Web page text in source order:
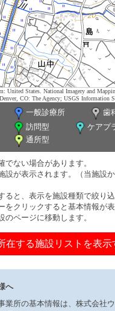
United States. National Imagery and
CO: The Agency; USGS Information
一般診療所 歯
訪問型
ケアプ
通所型
でない場合があります。
設が表示されます。（当施設
ると、表示を施設種類で絞り
をクリックすると基本情報が
のページに移動します。
在する施設リストを表示
へ
業所の基本情報は、株式会社